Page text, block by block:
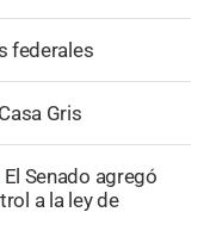
federales
Gris
El Senado agregó
a la ley de